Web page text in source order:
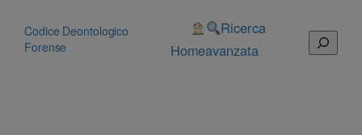
contenuto
Codice Deontologico
Forense
Home
Ricerca
avanzata
Cerca